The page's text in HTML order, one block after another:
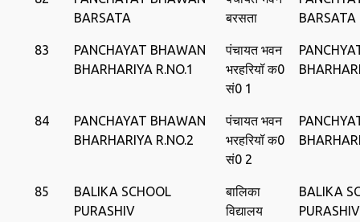
BARSATA
बरसता
BARSATA
83
PANCHAYAT BHAWAN
BHARHARIYA R.NO.1
पंचायत भवन
भरहरियॉ क0
सं0 1
84
PANCHAYAT BHAWAN
BHARHARIYA R.NO.2
पंचायत भवन
भरहरियॉ क0
सं0 2
85
BALIKA SCHOOL
PURASHIV
बालिका
विद्यालय
BALIKA
PURASHIV